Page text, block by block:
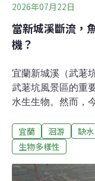
2026年07月22日
當新城溪斷流，
機？
宜蘭新城溪（武荖
武荖坑風景區的重
水生生物。然而，
溯溪而上的毛蟹與
床斷流 志工搶救
連續流動的溪水，
宜蘭 洄游 缺水
生物多樣性